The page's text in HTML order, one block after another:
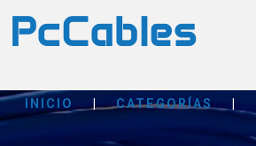
INICIO | CATEGORÍAS